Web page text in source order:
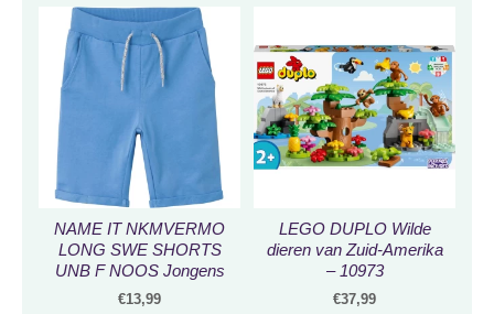
NAME IT NKMVERMO
LONG SWE SHORTS
UNB F NOOS Jongens
Broek – Maat 104
€13,99
LEGO DUPLO Wilde
dieren van Zuid-Amerika
– 10973
€37,99